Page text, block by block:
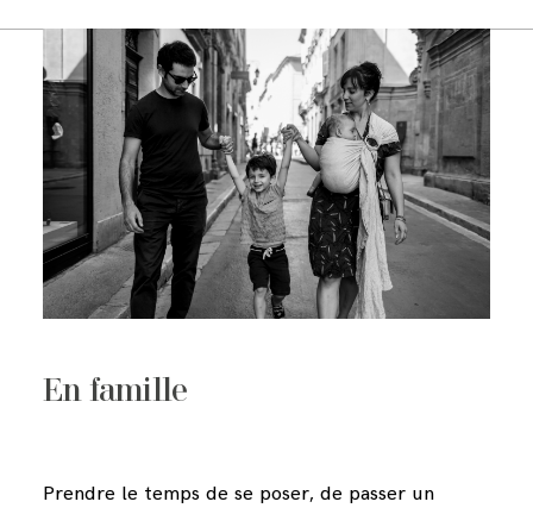
En famille
Prendre le temps de se poser, de passer un